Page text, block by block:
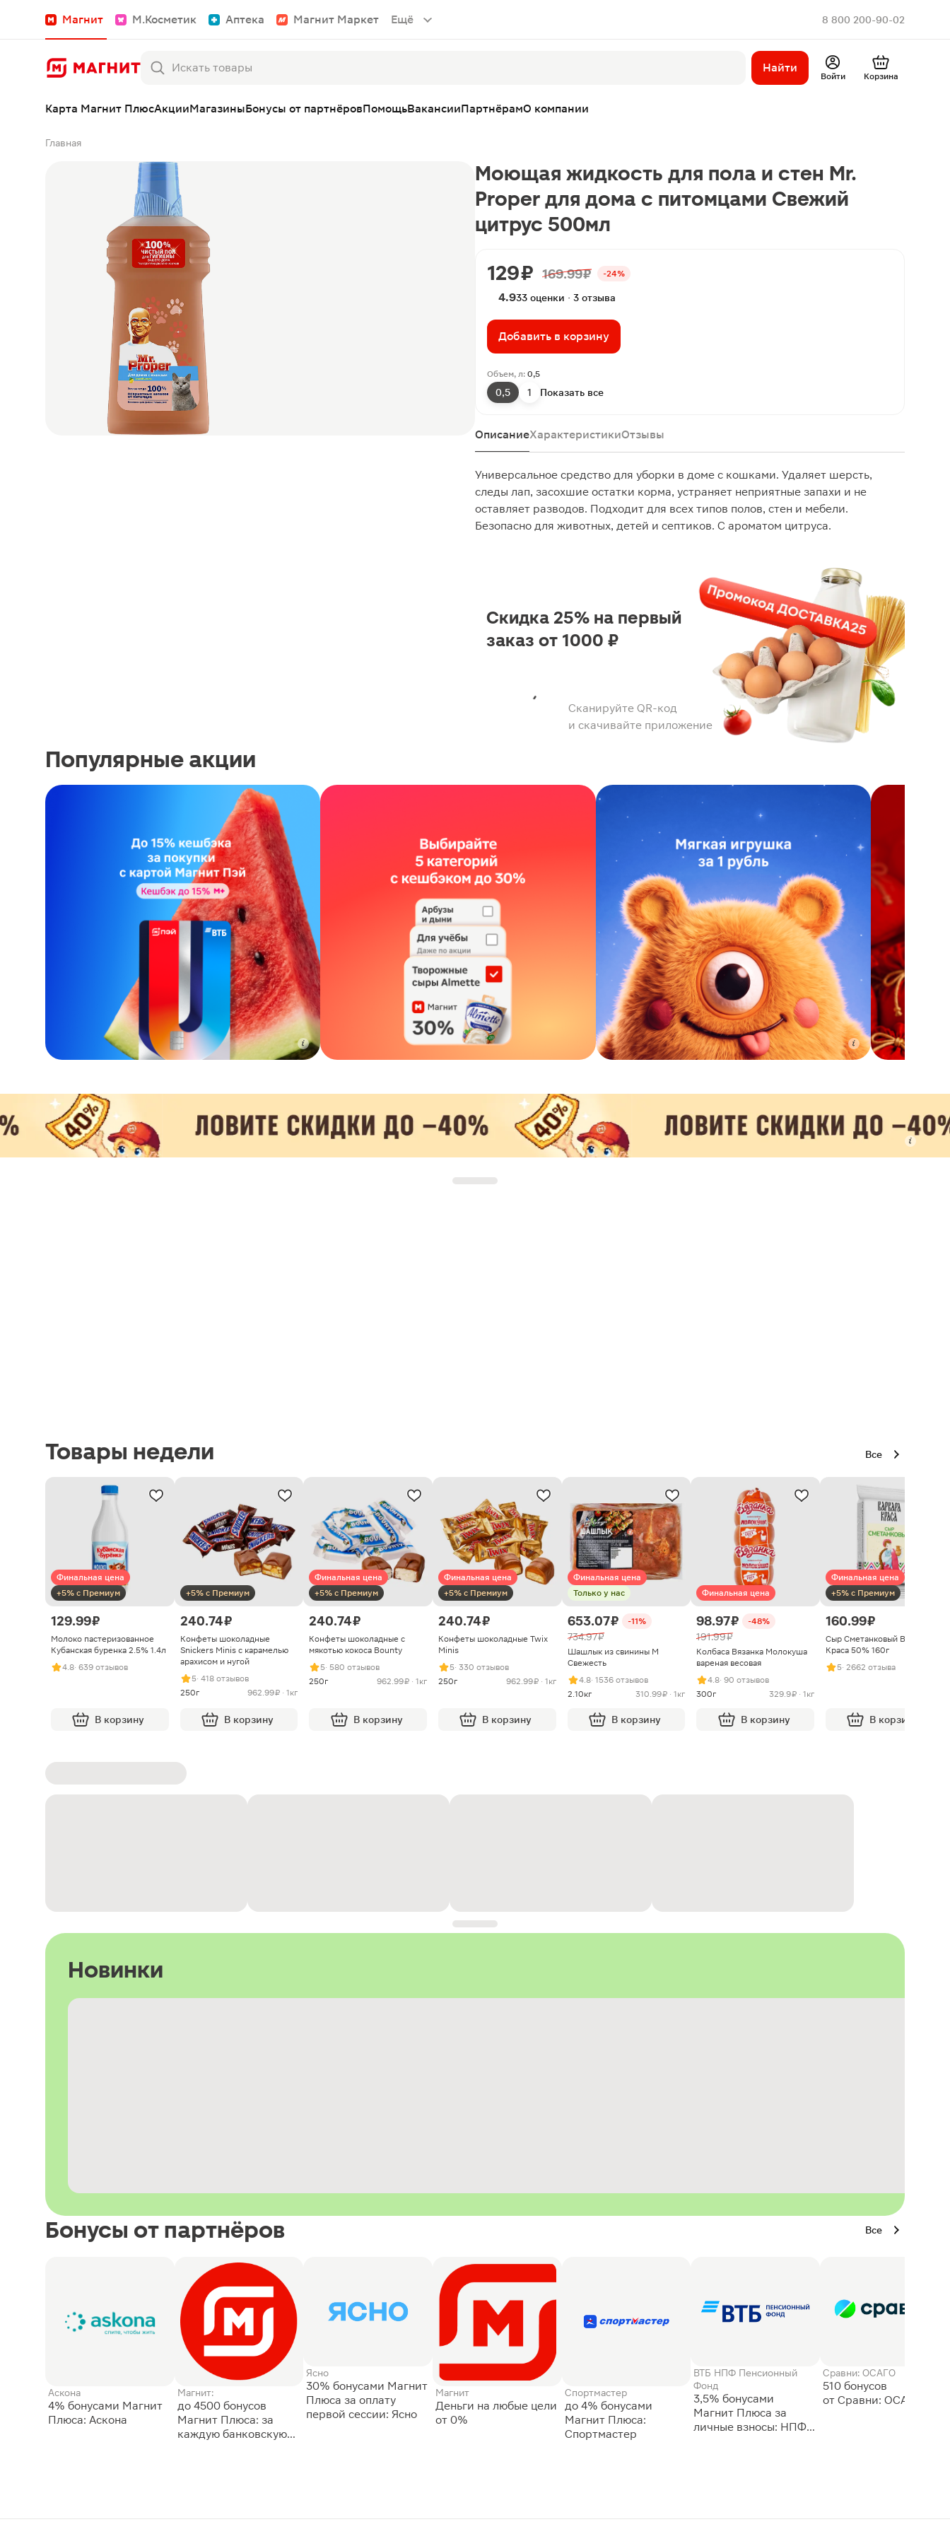
Магнит М.Косметик Аптека Магнит Маркет Ещё 8 800 200-90-02
Найти
Войти Корзина
Карта Магнит ПлюсАкцииМагазиныБонусы от партнёровПомощьВакансииПартнёрамО компании
Главная
Моющая жидкость для пола и стен Mr.
Proper для дома с питомцами Свежий
цитрус 500мл
129 ₽ 169.99 ₽ -24%
4.933 оценки · 3 отзыва
Добавить в корзину
Объем, л: 0,5
0,5 1 Показать все
ОписаниеХарактеристикиОтзывы
Универсальное средство для уборки в доме с кошками. Удаляет шерсть,
следы лап, засохшие остатки корма, устраняет неприятные запахи и не
оставляет разводов. Подходит для всех типов полов, стен и мебели.
Безопасно для животных, детей и септиков. С ароматом цитруса.
Сканируйте QR-код
и скачивайте приложение
Скидка 25% на первый
заказ от 1000 ₽
Популярные акции
Товары недели Все
Финальная цена
+5% с Премиум
129.99 ₽
Молоко пастеризованное
Кубанская буренка 2.5% 1.4л
4.8· 639 отзывов
В корзину
+5% с Премиум
240.74 ₽
Конфеты шоколадные
Snickers Minis с карамелью
арахисом и нугой
5· 418 отзывов
250г
962.99 ₽ · 1кг
В корзину
Финальная цена
+5% с Премиум
240.74 ₽
Конфеты шоколадные с
мякотью кокоса Bounty
5· 580 отзывов
250г
962.99 ₽ · 1кг
В корзину
Финальная цена
+5% с Премиум
240.74 ₽
Конфеты шоколадные Twix
Minis
5· 330 отзывов
250г
962.99 ₽ · 1кг
В корзину
Финальная цена
Только у нас
653.07 ₽ -11%
734.97 ₽
Шашлык из свинины М
Свежесть
4.8· 1536 отзывов
2.10кг
310.99 ₽ · 1кг
В корзину
Финальная цена
98.97 ₽ -48%
191.99 ₽
Колбаса Вязанка Молокуша
вареная весовая
4.8· 90 отзывов
300г
329.9 ₽ · 1кг
В корзину
Финальная цена
+5% с Премиум
160.99 ₽
Сыр Сметанковый Варвара
Краса 50% 160г
5· 2662 отзыва
В корзину
Новинки
Бонусы от партнёров Все
Аскона
4% бонусами Магнит
Плюса: Аскона
Магнит:
до 4500 бонусов
Магнит Плюса: за
каждую банковскую
Ясно
30% бонусами Магнит
Плюса за оплату
первой сессии: Ясно
Магнит
Деньги на любые цели
от 0%
Спортмастер
до 4% бонусами
Магнит Плюса:
Спортмастер
ВТБ НПФ Пенсионный
Фонд
3,5% бонусами
Магнит Плюса за
личные взносы: НПФ
Сравни: ОСАГО
510 бонусов